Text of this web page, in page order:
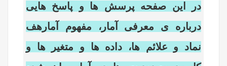
در این صفحه پرسش ها و پاسخ هایی
درباره ی معرفی آمار، مفهوم آمارهف
نماد و علائم ها، داده ها و متغیر ها و